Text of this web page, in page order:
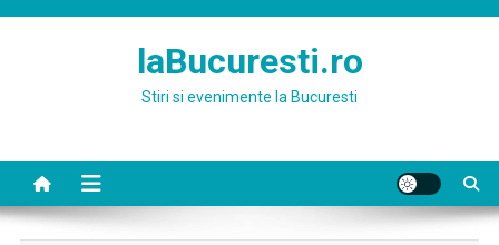
laBucuresti.ro
Stiri si evenimente la Bucuresti